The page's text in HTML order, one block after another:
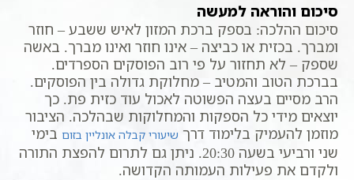
סיכום והוראה למעשה
סיכום ההלכה: בספק ברכת המזון לאיש ששבע – חוזר
ומברך. בכזית או כביצה – אינו חוזר ואינו מברך. באשה
שספק – לא תחזור על פי רוב הפוסקים הספרדים.
בברכת הטוב והמטיב – מחלוקת גדולה בין הפוסקים.
הרב מסיים בעצה הפשוטה לאכול עוד כזית פת. כך
יוצאים מידי כל הספקות והמחלוקות שבהלכה. הציבור
מוזמן להעמיק בלימוד דרך שיעורי קבלה אונליין בזום בימי
שני ורביעי בשעה 20:30. ניתן גם לתרום להפצת התורה
ולקדם את פעילות העמותה הקדושה.